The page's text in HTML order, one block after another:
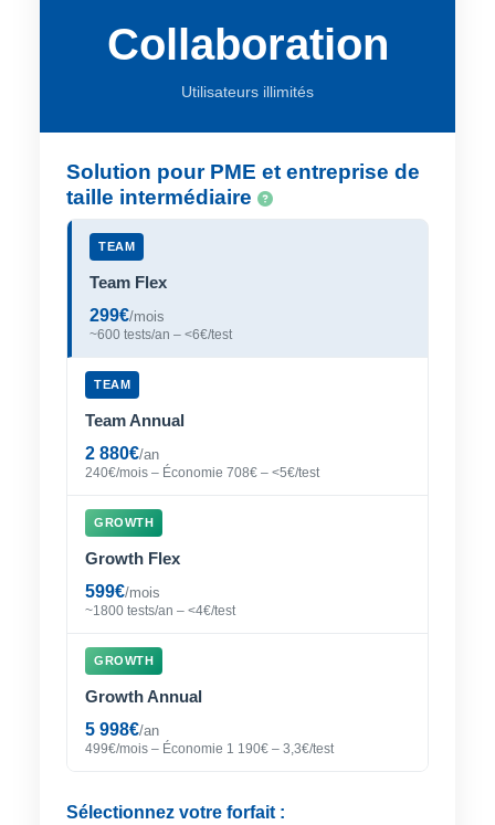
Collaboration
Utilisateurs illimités
Solution pour PME et entreprise de
taille intermédiaire
TEAM
Team Flex
299€/mois
~600 tests/an – <6€/test
TEAM
Team Annual
2 880€/an
240€/mois – Économie 708€ – <5€/test
GROWTH
Growth Flex
599€/mois
~1800 tests/an – <4€/test
GROWTH
Growth Annual
5 998€/an
499€/mois – Économie 1 190€ – 3,3€/test
Sélectionnez votre forfait :